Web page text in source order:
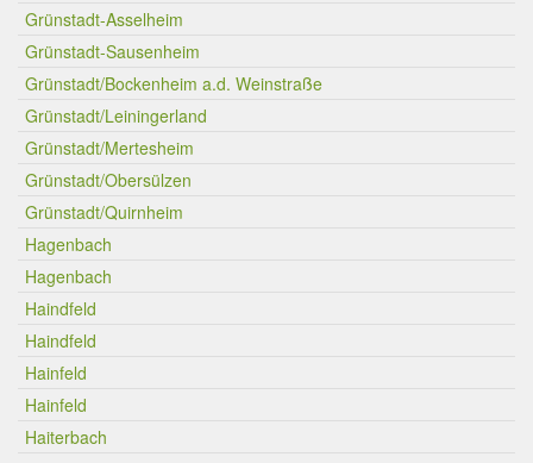
Grünstadt-Asselheim
Grünstadt-Sausenheim
Grünstadt/Bockenheim a.d. Weinstraße
Grünstadt/Leiningerland
Grünstadt/Mertesheim
Grünstadt/Obersülzen
Grünstadt/Quirnheim
Hagenbach
Hagenbach
Haindfeld
Haindfeld
Hainfeld
Hainfeld
Haiterbach